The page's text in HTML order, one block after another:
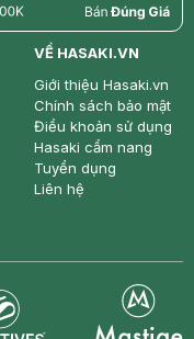
price
VỀ HASAKI.VN
Giới thiệu Hasaki.vn
Chính sách bảo mật
Điều khoản sử dụng
Hasaki cẩm nang
Tuyển dụng
Liên hệ